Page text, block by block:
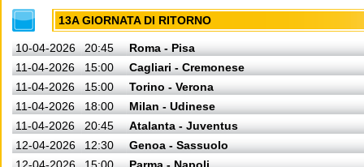
13A GIORNATA DI RITORNO
10-04-2026 20:45
Roma - Pisa
11-04-2026
15:00
Cagliari - Cremonese
11-04-2026
15:00
Torino - Verona
11-04-2026
18:00
Milan - Udinese
11-04-2026
20:45
Atalanta - Juventus
12-04-2026
12:30
Genoa - Sassuolo